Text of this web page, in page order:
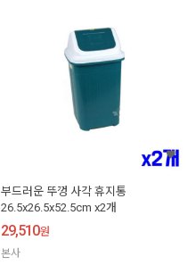
부드러운 뚜껑 사각 휴지통
26.5x26.5x52.5cm x2개
29,510원
본사